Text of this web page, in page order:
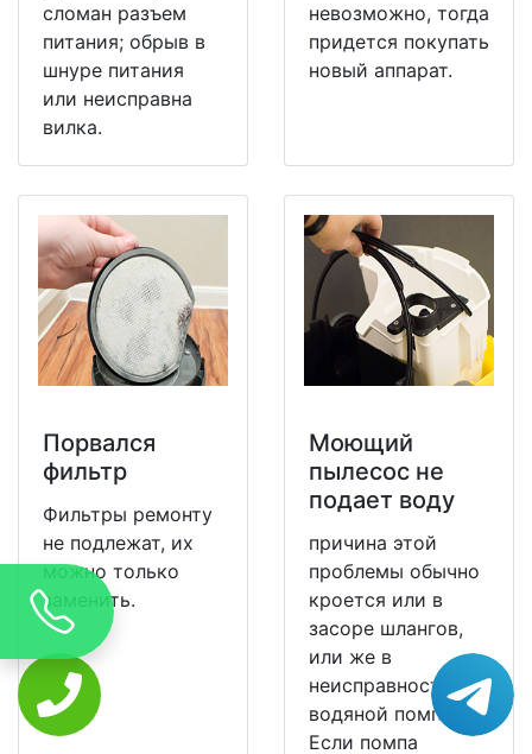
сломан разъем
питания; обрыв в
шнуре питания
или неисправна
вилка.
невозможно, тогда
придется покупать
новый аппарат.
Порвался
фильтр
Фильтры ремонту
не подлежат, их
можно только
заменить.
Моющий
пылесос не
подает воду
причина этой
проблемы обычно
кроется или в
засоре шлангов,
или же в
неисправности
водяной помпы.
Если помпа